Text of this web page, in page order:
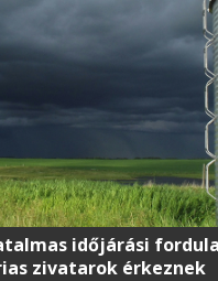
időjárási
zivatarok érkeznek